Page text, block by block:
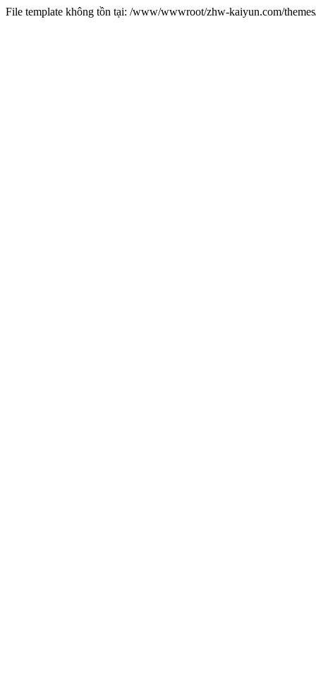
File template không tồn tại: /www/wwwroot/zhw-kaiyun.com/